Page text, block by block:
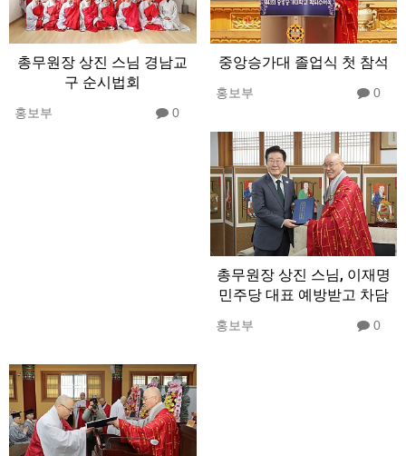
총무원장 상진 스님 경남교
구 순시법회
홍보부 0
중앙승가대 졸업식 첫 참석
홍보부 0
총무원장 상진 스님, 이재명
민주당 대표 예방받고 차담
홍보부 0